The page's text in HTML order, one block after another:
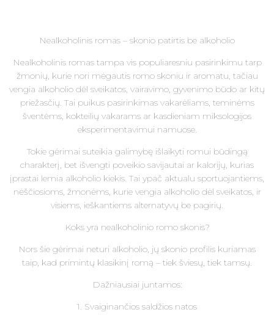
Nealkoholinis romas – skonio patirtis be alkoholio
Nealkoholinis romas tampa vis populiaresniu pasirinkimu tarp
žmonių, kurie nori mėgautis romo skoniu ir aromatu, tačiau
vengia alkoholio dėl sveikatos, vairavimo, gyvenimo būdo ar kitų
priežasčių. Tai puikus pasirinkimas vakarėliams, teminėms
šventėms, kokteilių vakarams ar kasdieniam miksologijos
eksperimentavimui namuose.
Tokie gėrimai suteikia galimybę išlaikyti romui būdingą
charakterį, bet išvengti poveikio savijautai ar kalorijų, kurias
įprastai lemia alkoholio kiekis. Tai ypač aktualu sportuojantiems,
nėščiosioms, žmonėms, kurie vengia alkoholio dėl sveikatos, ir
visiems, ieškantiems alternatyvų be pagirių.
Koks yra nealkoholinio romo skonis?
Nors šie gėrimai neturi alkoholio, jų skonio profilis kuriamas
taip, kad primintų klasikinį romą – tiek šviesų, tiek tamsų.
Dažniausiai juntamos:
1. Svaiginančios saldžios natos